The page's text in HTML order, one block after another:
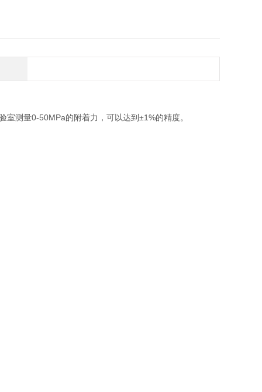
测量0-50MPa的附着力，可以达到±1%的精度。